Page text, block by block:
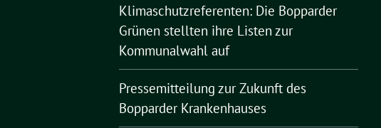
Klimaschutzreferenten: Die Bopparder
Grünen stellten ihre Listen zur
Kommunalwahl auf
Pressemitteilung zur Zukunft des
Bopparder Krankenhauses